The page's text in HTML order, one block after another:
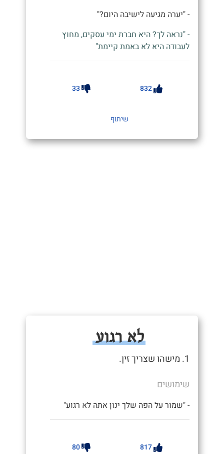
- "יערה מגיעה לישיבה היום?"
- "נראה לך? היא חברת ימי עסקים, מחוץ
לעבודה היא לא באמת קיימת"
832
33
שיתוף
לא רגוע
1. מישהו שצריך זין.
שימושים
- "שמור על הפה שלך ינון אתה לא רגוע"
817
80